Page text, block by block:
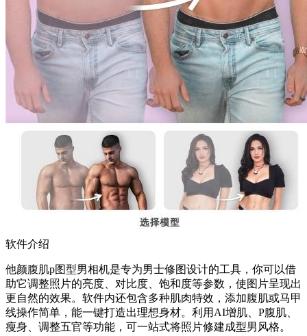
软件介绍
他颜腹肌p图型男相机是专为男士修图设计的工具，你可以借
助它调整照片的亮度、对比度、饱和度等参数，使图片呈现出
更自然的效果。软件内还包含多种肌肉特效，添加腹肌或马甲
线操作简单，能一键打造出理想身材。利用AI增肌、P腹肌、
瘦身、调整五官等功能，可一站式将照片修建成型男风格。